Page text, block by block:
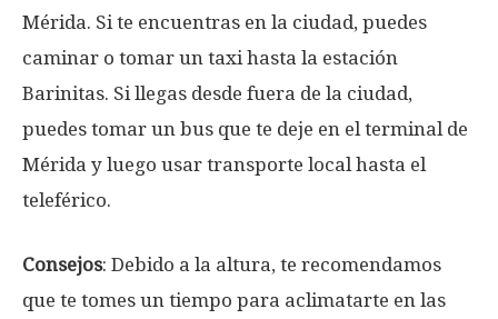
Mérida. Si te encuentras en la ciudad, puedes
caminar o tomar un taxi hasta la estación
Barinitas. Si llegas desde fuera de la ciudad,
puedes tomar un bus que te deje en el terminal de
Mérida y luego usar transporte local hasta el
teleférico.
Consejos: Debido a la altura, te recomendamos
que te tomes un tiempo para aclimatarte en las